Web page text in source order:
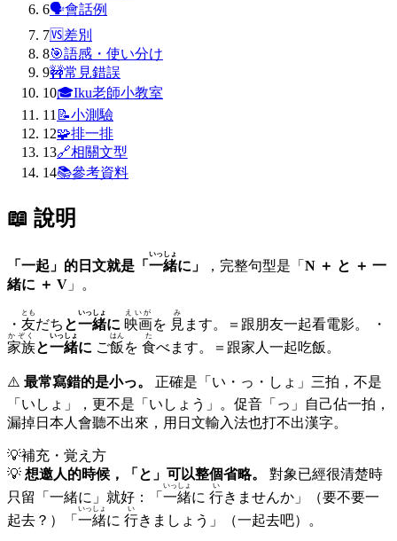
6🗣會話例
7🆚差別
8🎯語感・使い分け
9🚧常見錯誤
10🎓Iku老師小教室
11 📝小測驗
12🧩排一排
13🔗相關文型
14📚參考資料
📖 說明
「一起」的日文就是「 一緒
いっしょ
に」 ，完整句型是「 N ＋ と ＋ 一
緒に ＋ V 」。
・ 友
とも
だち と一緒
いっしょ
に 映画
えいが
を 見
み
ます。＝跟朋友一起看電影。 ・
家族
かぞく
と一緒
いっしょ
に ご飯
はん
を 食
た
べます。＝跟家人一起吃飯。
⚠️ 最常寫錯的是小っ。
正確是「い・っ・しょ」三拍，不是
「いしょ」，更不是「いしょう」。促音「っ」自己佔一拍，
漏掉日本人會聽不出來，用日文輸入法也打不出漢字。
💡補充・覚え方
💡 想邀人的時候，「と」可以整個省略。
對象已經很清楚時
只留「一緒に」就好：「 一緒
いっしょ
に 行
い
きませんか」（要不要一
起去？）「 一緒
いっしょ
に 行
い
きましょう」（一起去吧）。